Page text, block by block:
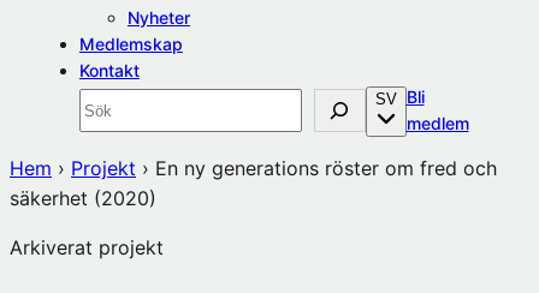
Nyheter
Medlemskap
Kontakt
Sök
SV Bli
medlem(öppnas
nytt
Hem › Projekt › En ny generations röster om fred och
säkerhet (2020)
Arkiverat projekt